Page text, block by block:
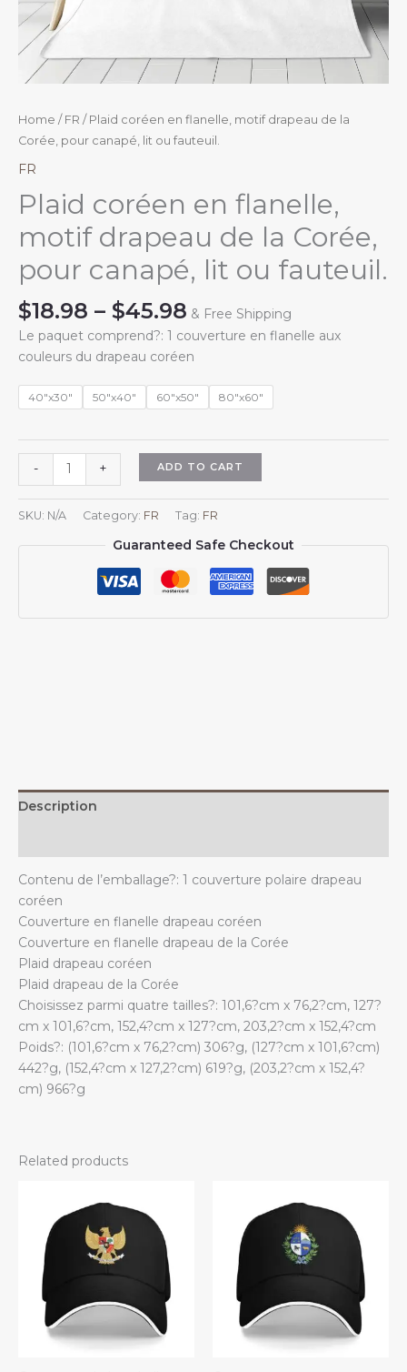
Home / FR / Plaid coréen en flanelle, motif drapeau de la
Corée, pour canapé, lit ou fauteuil.
FR
Plaid coréen en flanelle,
motif drapeau de la Corée,
pour canapé, lit ou fauteuil.
$18.98 – $45.98 Price
range:
$18.98
$45.98
& Free Shipping
Le paquet comprend?: 1 couverture en flanelle aux
couleurs du drapeau coréen
40"x30" 50"x40" 60"x50" 80"x60"
-
coréen
en
flanelle,
motif
+ ADD TO CART
SKU: N/A Category: FR Tag: FR
Guaranteed Safe Checkout
Description
Contenu de l’emballage?: 1 couverture polaire drapeau
coréen
Couverture en flanelle drapeau coréen
Couverture en flanelle drapeau de la Corée
Plaid drapeau coréen
Plaid drapeau de la Corée
Choisissez parmi quatre tailles?: 101,6?cm x 76,2?cm, 127?
cm x 101,6?cm, 152,4?cm x 127?cm, 203,2?cm x 152,4?cm
Poids?: (101,6?cm x 76,2?cm) 306?g, (127?cm x 101,6?cm)
442?g, (152,4?cm x 127,2?cm) 619?g, (203,2?cm x 152,4?
cm) 966?g
Related products